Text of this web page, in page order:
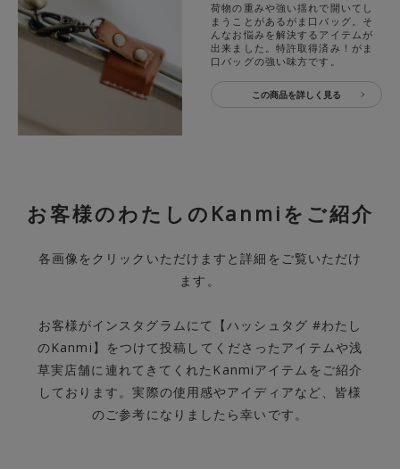
荷物の重みや強い揺れで開いてし
まうことがあるがま口バッグ。そ
んなお悩みを解決するアイテムが
出来ました。特許取得済み！がま
口バッグの強い味方です。
この商品を詳しく見る
お客様のわたしのKanmiをご紹介
各画像をクリックいただけますと詳細をご覧いただけ
ます。
お客様がインスタグラムにて【ハッシュタグ #わたし
のKanmi】をつけて投稿してくださったアイテムや浅
草実店舗に連れてきてくれたKanmiアイテムをご紹介
しております。実際の使用感やアイディアなど、皆様
のご参考になりましたら幸いです。